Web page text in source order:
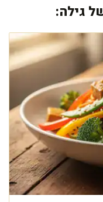
גילה: